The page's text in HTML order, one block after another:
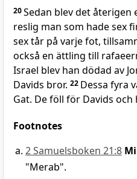
20Sedan blev det återigen
reslig man som hade sex
sex tår på varje fot,
också en ättling till
Israel blev han dödad av
Davids bror. 22 Dessa fyra
Gat. De föll för Davids
Footnotes
2 Samuelsboken 21:8
"Merab".